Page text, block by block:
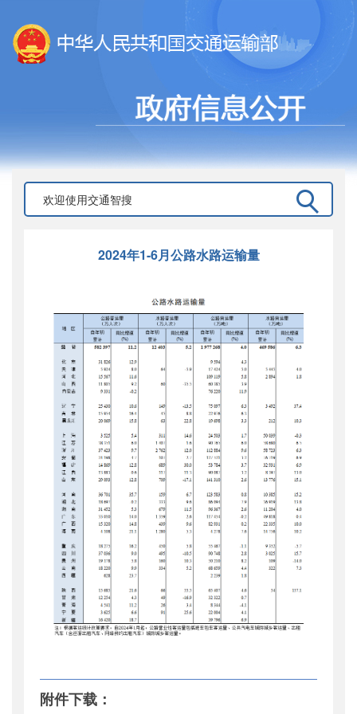
2024年1-6月公路水路运输量
附件下载：